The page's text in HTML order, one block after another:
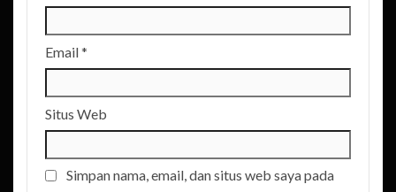
Email*
Situs Web
Simpan nama, email, dan situs web saya pada